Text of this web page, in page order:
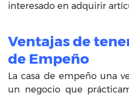
interesado en adquirir
Ventajas de
de Empeño
La casa de empeño una
un negocio que